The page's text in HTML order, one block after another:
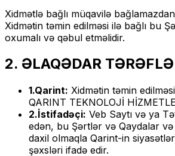
Xidmətlə bağlı müqavilə
Xidmətin təmin edilməsi ilə bağlı bu
oxumalı və qəbul etməlidir.
2. ƏLAQƏDAR
1.Qarint: Xidmətin təmin
QARINT TEKNOLOJİ
2.İstifadəçi: Veb Saytı və ya
edən, bu Şərtlər və Qaydalar
daxil olmaqla Qarint-in
şəxsləri ifadə edir.